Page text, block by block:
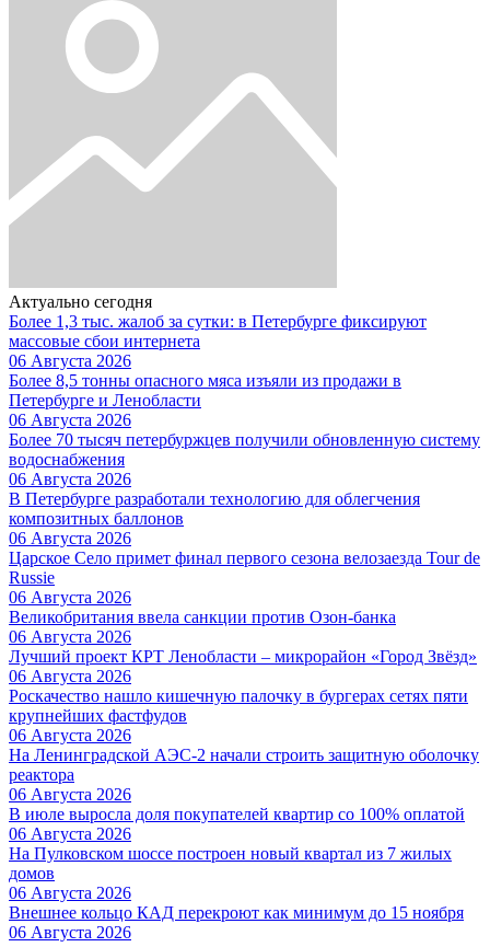
Актуально сегодня
Более 1,3 тыс. жалоб за сутки: в Петербурге фиксируют
массовые сбои интернета
06 Августа 2026
Более 8,5 тонны опасного мяса изъяли из продажи в
Петербурге и Ленобласти
06 Августа 2026
Более 70 тысяч петербуржцев получили обновленную систему
водоснабжения
06 Августа 2026
В Петербурге разработали технологию для облегчения
композитных баллонов
06 Августа 2026
Царское Село примет финал первого сезона велозаезда Tour de
Russie
06 Августа 2026
Великобритания ввела санкции против Озон-банка
06 Августа 2026
Лучший проект КРТ Ленобласти – микрорайон «Город Звёзд»
06 Августа 2026
Роскачество нашло кишечную палочку в бургерах сетях пяти
крупнейших фастфудов
06 Августа 2026
На Ленинградской АЭС-2 начали строить защитную оболочку
реактора
06 Августа 2026
В июле выросла доля покупателей квартир со 100% оплатой
06 Августа 2026
На Пулковском шоссе построен новый квартал из 7 жилых
домов
06 Августа 2026
Внешнее кольцо КАД перекроют как минимум до 15 ноября
06 Августа 2026